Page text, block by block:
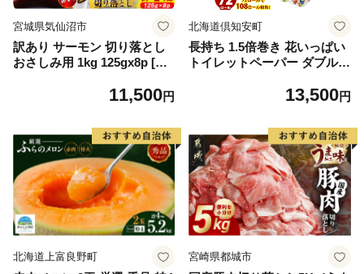
宮城県気仙沼市
訳あり サーモン 切り落とし
おさしみ用 1kg 125gx8p [足
4313] 魚 魚介類 鮭 お刺し身
介
11,500円
北海道倶知安町
長持ち 1.5倍巻き 花いっぱい
トイレットペーパー ダブル 4
プリント ハーブ 香り付き 日
品 備蓄 送料無料 北海道 倶知
安町 日用品
13,500円
北海道上富良野町 宮崎県都城市